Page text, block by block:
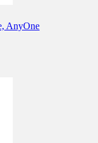
AnyOne